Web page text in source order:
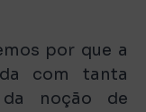
por que a
com tanta
noção de